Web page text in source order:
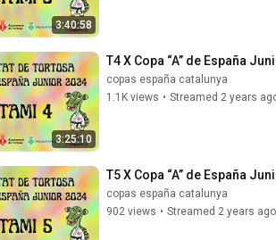
3:40:58
3:25:10
T4 X Copa “A” de España
copas españa catalunya
1.1K views • Streamed 2 years
T5 X Copa “A” de España
copas españa catalunya
902 views • Streamed 2 years ago